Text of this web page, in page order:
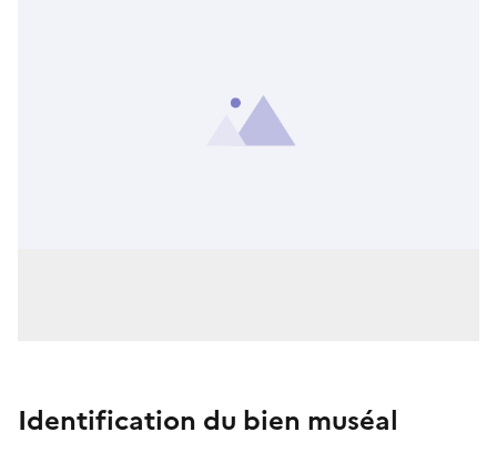
Identification du bien muséal